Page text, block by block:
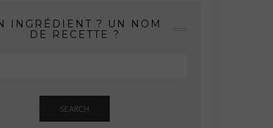
INGRÉDIENT ? UN NOM
DE RECETTE ?
SEARCH